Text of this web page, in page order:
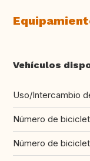
Vehículos
Uso/Intercambio
Número de
Número de